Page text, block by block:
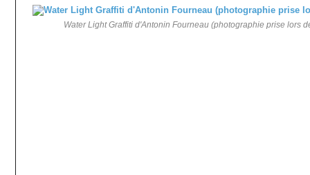
Water Light Graffiti d'Antonin Fourneau (photographie prise lors